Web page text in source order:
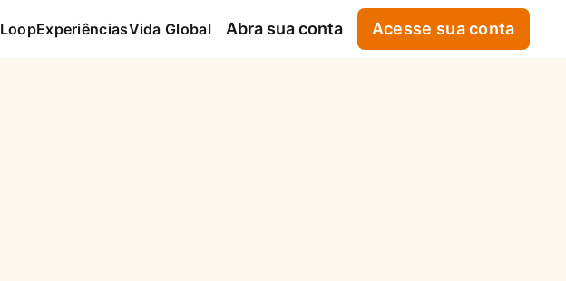
LoopExperiênciasVida Global Abra sua conta Acesse sua conta